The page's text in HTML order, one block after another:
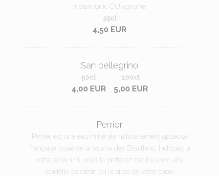
Indian tonic OU agrume
4,50 EUR
25cl
San pellegrino
4,00 EUR
50cl
5,00 EUR
100cl
Perrier
Perrier est une eau minérale naturellement gazeuse
française issue de la source des Bouillens. Indiquez à
votre serveur si vous le préférez nature, avec une
rondelle de citron ou le sirop de votre choix.